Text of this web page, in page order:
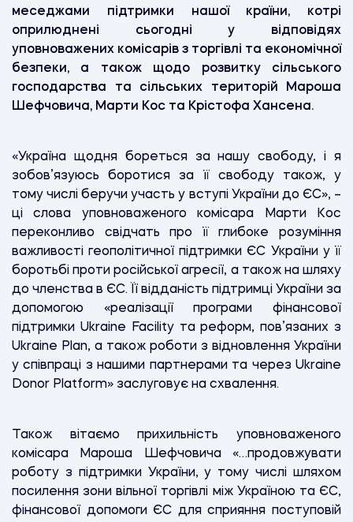
меседжами підтримки нашої країни, котрі
оприлюднені сьогодні у відповідях
уповноважених комісарів з торгівлі та економічної
безпеки, а також щодо розвитку сільського
господарства та сільських територій Мароша
Шефчовича, Марти Кос та Крістофа Хансена.
«Україна щодня бореться за нашу свободу, і я
зобов’язуюсь боротися за її свободу також, у
тому числі беручи участь у вступі України до ЄС», –
ці слова уповноваженого комісара Марти Кос
переконливо свідчать про її глибоке розуміння
важливості геополітичної підтримки ЄС України у її
боротьбі проти російської агресії, а також на шляху
до членства в ЄС. Її відданість підтримці України за
допомогою «реалізації програми фінансової
підтримки Ukraine Facility та реформ, пов’язаних з
Ukraine Plan, а також роботи з відновлення України
у співпраці з нашими партнерами та через Ukraine
Donor Platform» заслуговує на схвалення.
Також вітаємо прихильність уповноваженого
комісара Мароша Шефчовича «…продовжувати
роботу з підтримки України, у тому числі шляхом
посилення зони вільної торгівлі між Україною та ЄС,
фінансової допомоги ЄС для сприяння поступовій